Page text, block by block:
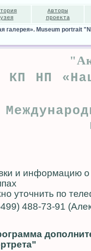
Авторы
проекта
галерея». Museum portrait
КП НП
и информацию
уточнить по
488-73-91